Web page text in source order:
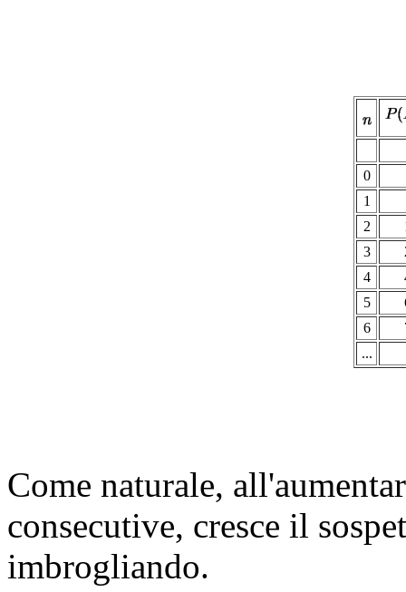
0
1
2
3
4
5
6
...
Come naturale,
consecutive, cresce il
imbrogliando.